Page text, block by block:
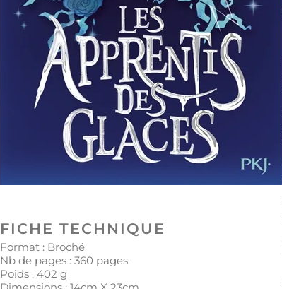
FICHE TECHNIQUE
Format : Broché
Nb de pages : 360 pages
Poids : 402 g